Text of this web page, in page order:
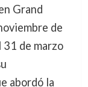
Grand
de
de marzo
abordó la